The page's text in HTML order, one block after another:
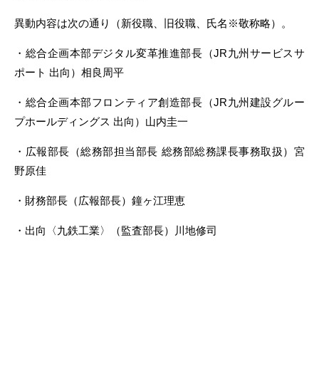
異動内容は次の通り（新役職、旧役職、氏名※敬称略）。
・総合企画本部デジタル変革推進部長（JR九州サービスサ
ポート 出向）相良周平
・総合企画本部フロンティア創造部長（JR九州建設グルー
プホールディングス 出向）山内圭一
・広報部長（総務部担当部長 総務部総務課長事務取扱）宮
野原佳
・財務部長（広報部長）鐘ヶ江理恵
・出向〈九鉄工業〉（監査部長）川地修司